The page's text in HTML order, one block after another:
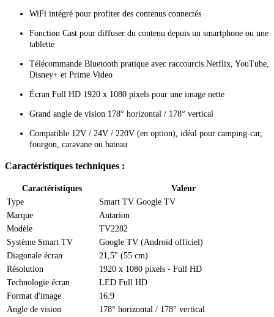
WiFi intégré pour profiter des contenus connectés
Fonction Cast pour diffuser du contenu depuis un smartphone ou une
tablette
Télécommande Bluetooth pratique avec raccourcis Netflix, YouTube,
Disney+ et Prime Video
Écran Full HD 1920 x 1080 pixels pour une image nette
Grand angle de vision 178° horizontal / 178° vertical
Compatible 12V / 24V / 220V (en option), idéal pour camping-car,
fourgon, caravane ou bateau
Caractéristiques techniques :
Caractéristiques
Valeur
Type
Smart TV Google TV
Marque
Antarion
Modèle
TV2282
Système Smart TV
Google TV (Android officiel)
Diagonale écran
21,5" (55 cm)
Résolution
1920 x 1080 pixels - Full HD
Technologie écran
LED Full HD
Format d'image
16:9
Angle de vision
178° horizontal / 178° vertical